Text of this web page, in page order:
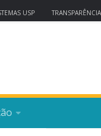
USP TRANSPARÊNCIA